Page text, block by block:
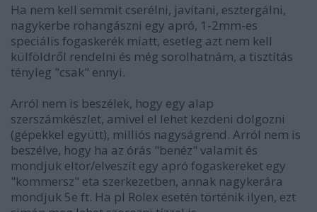
Ha nem kell semmit cserélni, javítani, esztergálni,
nagykerbe rohangászni egy apró, 1-2mm-es
speciális fogaskerék miatt, esetleg azt nem kell
külföldről rendelni és még sorolhatnám, a tisztítás
tényleg "csak" ennyi.
Arról nem is beszélek, hogy egy alap
szerszámkészlet, amivel el lehet kezdeni dolgozni
(gépekkel együtt), milliós nagyságrend. Arról nem is
beszélve, hogy ha az órás "benéz" valamit és
mondjuk eltör/elveszít egy apró fogaskereket egy
"kommersz" eta szerkezetben, annak nagykerára
mondjuk 5e ft. Ha pl Rolex esetén történik ilyen, ezt